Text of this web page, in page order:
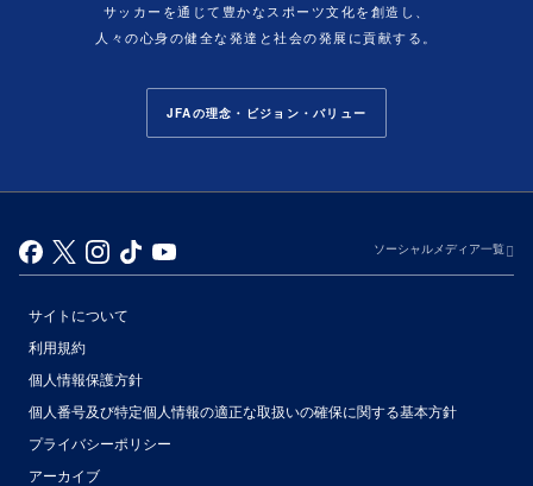
サッカーを通じて豊かなスポーツ文化を創造し、
人々の心身の健全な発達と社会の発展に貢献する。
JFAの理念・ビジョン・バリュー
ソーシャルメディア一覧
サイトについて
利用規約
個人情報保護方針
個人番号及び特定個人情報の適正な取扱いの確保に関する基本方針
プライバシーポリシー
アーカイブ